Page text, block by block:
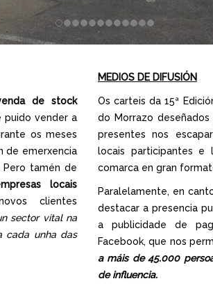
de stock
puido vender a
os meses
de emerxencia
Pero tamén de
locais
clientes
sector vital na
cada unha das
MEDIOS DE DIFUSIÓN
Os carteis da 15ª
do Morrazo
presentes nos
locais participantes
comarca en gran
Paralelamente, en
destacar a presencia
a publicidade de
Facebook, que nos
a máis de 45.000
de influencia.